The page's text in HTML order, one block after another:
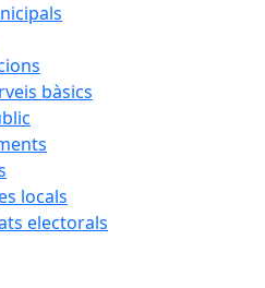
bàsics
locals
electorals